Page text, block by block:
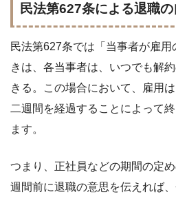
民法第627条による退職の
民法第627条では「当事者が雇用
きは、各当事者は、いつでも解
きる。この場合において、雇用
二週間を経過することによって
ます。
つまり、正社員などの期間の定
週間前に退職の意思を伝えれば